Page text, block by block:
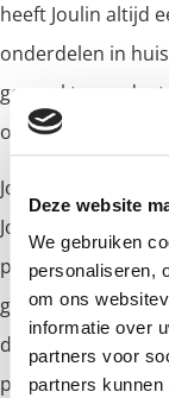
Deze website
We gebruiken
personaliseren,
om ons
informatie over
partners voor
partners
heeft Joulin altijd
onderdelen in
gemaakte
op voor meer
Joulin is a
Joulin created the
packaging or
gripper provides
damage the
possible, Joulin